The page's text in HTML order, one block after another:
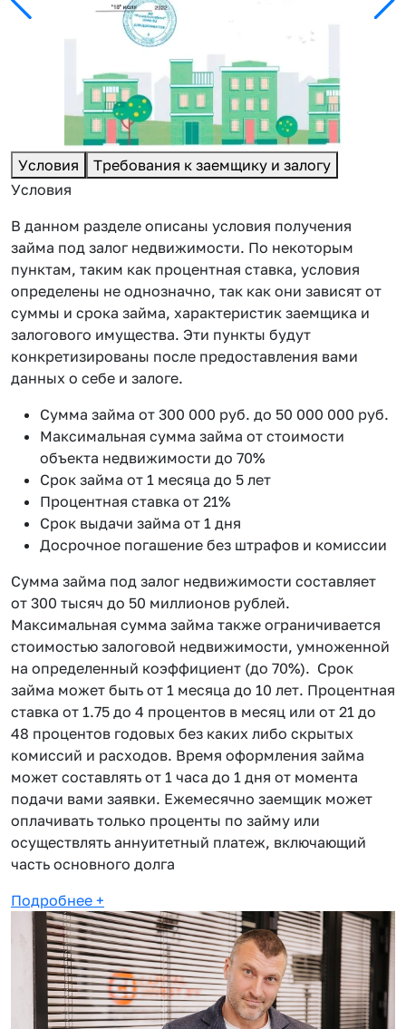
Условия
Требования к заемщику и залогу
Условия
В данном разделе описаны условия получения
займа под залог недвижимости. По некоторым
пунктам, таким как процентная ставка, условия
определены не однозначно, так как они зависят от
суммы и срока займа, характеристик заемщика и
залогового имущества. Эти пункты будут
конкретизированы после предоставления вами
данных о себе и залоге.
Сумма займа от 300 000 руб. до 50 000 000 руб.
Максимальная сумма займа от стоимости
объекта недвижимости до 70%
Срок займа от 1 месяца до 5 лет
Процентная ставка от 21%
Срок выдачи займа от 1 дня
Досрочное погашение без штрафов и комиссии
Сумма займа под залог недвижимости составляет
от 300 тысяч до 50 миллионов рублей.
Максимальная сумма займа также ограничивается
стоимостью залоговой недвижимости, умноженной
на определенный коэффициент (до 70%). Срок
займа может быть от 1 месяца до 10 лет. Процентная
ставка от 1.75 до 4 процентов в месяц или от 21 до
48 процентов годовых без каких либо скрытых
комиссий и расходов. Время оформления займа
может составлять от 1 часа до 1 дня от момента
подачи вами заявки. Ежемесячно заемщик может
оплачивать только проценты по займу или
осуществлять аннуитетный платеж, включающий
часть основного долга
Подробнее +